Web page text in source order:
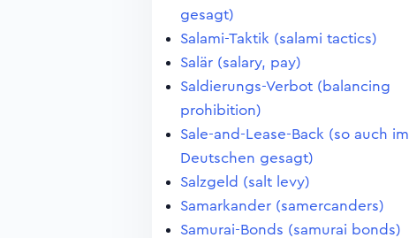
gesagt)
Salami-Taktik (salami tactics)
Salär (salary, pay)
Saldierungs-Verbot (balancing
prohibition)
Sale-and-Lease-Back (so auch im
Deutschen gesagt)
Salzgeld (salt levy)
Samarkander (samercanders)
Samurai-Bonds (samurai bonds)